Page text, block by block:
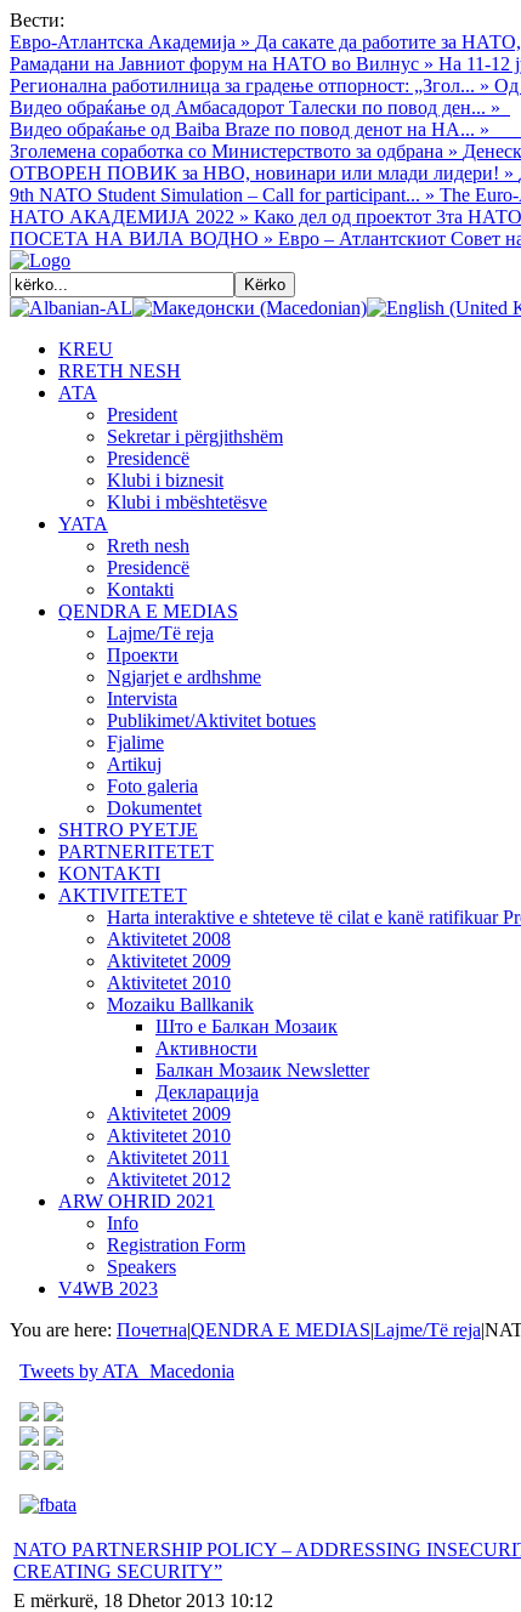
Вести:
Евро-Атлантска Академија » Да сакате да работите за
Рамадани на Јавниот форум на НАТО во Вилнус » На 11-12
Регионална работилница за градење отпорност: „Згол... » Од
Видео обраќањe од Амбасадорот Талески по повод ден... »
Видео обраќање од Baiba Braze по повод денот на НА... »
Зголемена соработка со Министерството за одбрана »
ОТВОРЕН ПОВИК за НВО, новинари или млади лидери! »
9th NATO Student Simulation – Call for participant... » The
НАТО АКАДЕМИЈА 2022 » Како дел од проектот 3та
ПОСЕТА НА ВИЛА ВОДНО » Евро – Атлантскиот Совет
KREU
RRETH NESH
АТА
President
Sekretar i përgjithshëm
Presidencë
Klubi i biznesit
Klubi i mbështetësve
YATA
Rreth nesh
Presidencë
Kontakti
QENDRA E MEDIAS
Lajme/Të reja
Проекти
Ngjarjet e ardhshme
Intervista
Publikimet/Aktivitet botues
Fjalime
Artikuj
Foto galeria
Dokumentet
SHTRO PYETJE
PARTNERITETET
KONTAKTI
AKTIVITETET
Harta interaktive e shteteve të cilat e kanë ratifikuar
Aktivitetet 2008
Aktivitetet 2009
Aktivitetet 2010
Mozaiku Ballkanik
Што е Балкан Мозаик
Активности
Балкан Мозаик Newsletter
Декларација
Aktivitetet 2009
Aktivitetet 2010
Aktivitetet 2011
Aktivitetet 2012
ARW OHRID 2021
Info
Registration Form
Speakers
V4WB 2023
You are here: Почетна|QENDRA E MEDIAS|Lajme/Të reja|
Tweets by ATA_Macedonia
NATO PARTNERSHIP POLICY – ADDRESSING
CREATING SECURITY”
E mërkurë, 18 Dhetor 2013 10:12